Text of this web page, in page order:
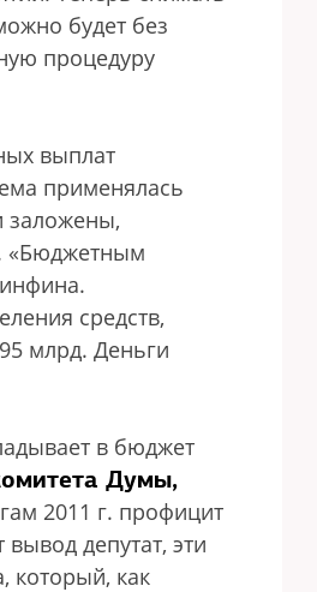
будет без
процедуру
выплат
применялась
заложены,
«Бюджетным
средств,
млрд. Деньги
в бюджет
Думы,
2011 г. профицит
вывод депутат, эти
который, как